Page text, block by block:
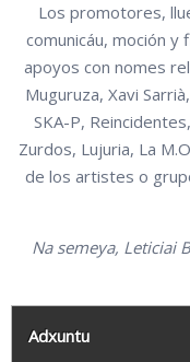
Los promotores,
comunicáu, moción
apoyos con nomes
Muguruza, Xavi
SKA-P,
Zurdos, Lujuria, La
de los artistes o
Na semeya, Leticiai
Adxuntu